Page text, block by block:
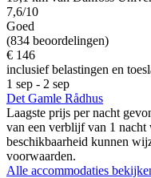
7,6/10
Goed
(834 beoordelingen)
€ 146
inclusief belastingen en
1 sep - 2 sep
Det Gamle Rådhus
Laagste prijs per nacht
van een verblijf van 1 nacht
beschikbaarheid kunnen
voorwaarden.
Alle accommodaties